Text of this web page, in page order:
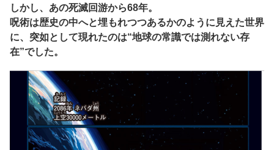
しかし、あの死滅回游から68年。
呪術は歴史の中へと埋もれつつあるかのように見えた世界
に、突如として現れたのは“地球の常識では測れない存
在”でした。